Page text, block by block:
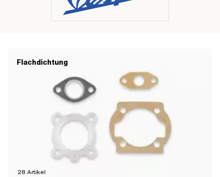
Flachdichtung
28 Artikel